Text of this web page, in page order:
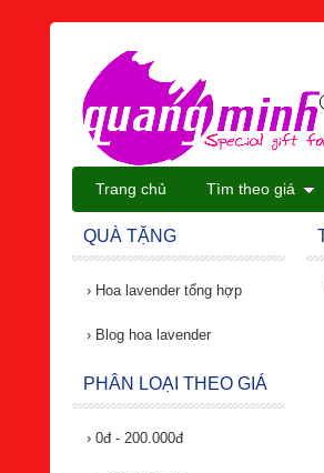
QUÀ TẶNG
› Hoa lavender tổng hợp
› Blog hoa lavender
PHÂN LOẠI THEO GIÁ
› 0đ - 200.000đ
Trang chủ Tìm theo giá